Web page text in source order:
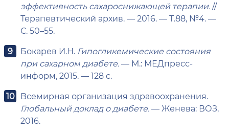
эффективность сахароснижающей терапии.//
Терапевтический архив. — 2016. — Т.88, №4. —
С. 50–55.
Бокарев И.Н. Гипогликемические состояния
при сахарном диабете.— М.: МЕДпресс-
информ, 2015. — 128 с.
Всемирная организация здравоохранения.
Глобальный доклад о диабете.— Женева: ВОЗ,
2016.